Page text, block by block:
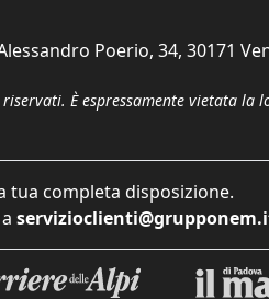
Poerio, 34, 30171
È espressamente vietata la
tua completa disposizione.